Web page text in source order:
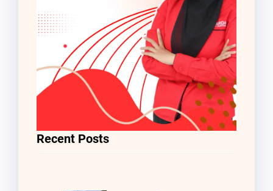
Recent Posts